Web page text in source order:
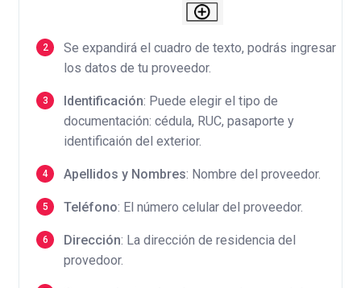
Se expandirá el cuadro de texto, podrás ingresar
los datos de tu proveedor.
Identificación: Puede elegir el tipo de
documentación: cédula, RUC, pasaporte y
identificaión del exterior.
Apellidos y Nombres: Nombre del proveedor.
Teléfono: El número celular del proveedor.
Dirección: La dirección de residencia del
provedoor.